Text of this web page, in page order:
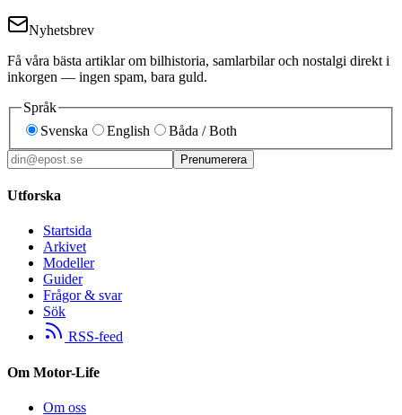
Nyhetsbrev
Få våra bästa artiklar om bilhistoria, samlarbilar och nostalgi direkt i
inkorgen — ingen spam, bara guld.
Språk
Svenska
English Båda / Both
Prenumerera
Utforska
Startsida
Arkivet
Modeller
Guider
Frågor & svar
Sök
RSS-feed
Om Motor-Life
Om oss